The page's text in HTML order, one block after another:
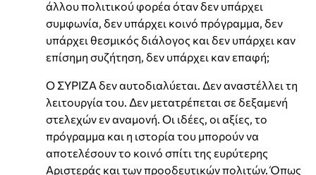
άλλου πολιτικού φορέα όταν δεν υπάρχει
συμφωνία, δεν υπάρχει κοινό πρόγραμμα, δεν
υπάρχει θεσμικός διάλογος και δεν υπάρχει καν
επίσημη συζήτηση, δεν υπάρχει καν επαφή;
Ο ΣΥΡΙΖΑ δεν αυτοδιαλύεται. Δεν αναστέλλει τη
λειτουργία του. Δεν μετατρέπεται σε δεξαμενή
στελεχών εν αναμονή. Οι ιδέες, οι αξίες, το
πρόγραμμα και η ιστορία του μπορούν να
αποτελέσουν το κοινό σπίτι της ευρύτερης
Αριστεράς και των προοδευτικών πολιτών. Όπως